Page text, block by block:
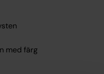
med färg